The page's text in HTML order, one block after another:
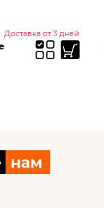
Доставка от 3 дней
нам